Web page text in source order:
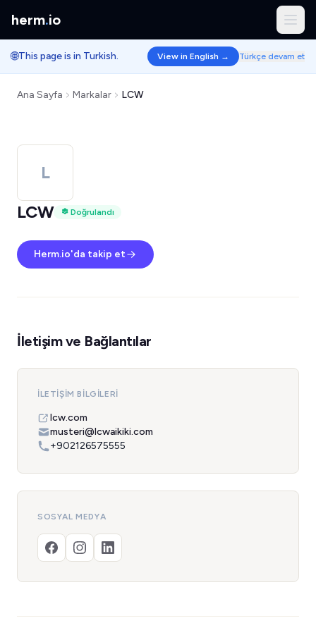
herm.io
🌐This page is in Turkish. View in English → Türkçe devam et
Ana Sayfa Markalar LCW
L
LCW
Doğrulandı
Herm.io'da takip et
İletişim ve Bağlantılar
İLETIŞIM BILGILERI
lcw.com
musteri@lcwaikiki.com
+902126575555
SOSYAL MEDYA